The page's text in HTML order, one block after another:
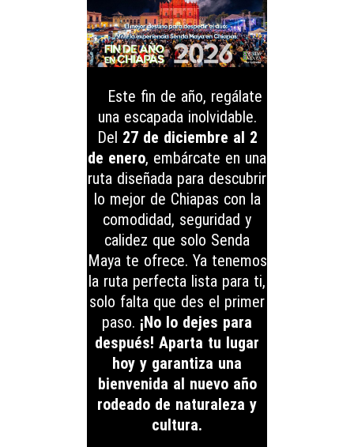
Este fin de año, regálate
una escapada inolvidable.
Del 27 de diciembre al 2
de enero, embárcate en una
ruta diseñada para descubrir
lo mejor de Chiapas con la
comodidad, seguridad y
calidez que solo Senda
Maya te ofrece. Ya tenemos
la ruta perfecta lista para ti,
solo falta que des el primer
paso. ¡No lo dejes para
después! Aparta tu lugar
hoy y garantiza una
bienvenida al nuevo año
rodeado de naturaleza y
cultura.